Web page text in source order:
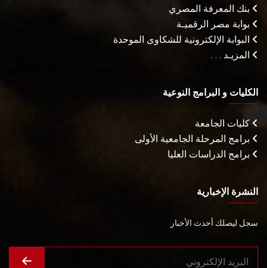
بنك المعرفة المصري
بوابة مصر الرقميـة
البوابة الإلكترونية للشكاوى الموحدة
المزيـد . . .
الكليات و البرامج النوعية
كليات الجامعة
برامج المرحلة الجامعية الأولى
برامج الدراسات العليا
النشرة الإخبارية
سجل ليصلك أحدث الأخبار